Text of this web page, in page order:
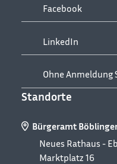
Facebook
LinkedIn
Ohne Anmeldung
Standorte
Bürgeramt
Neues Rathaus -
Marktplatz 16